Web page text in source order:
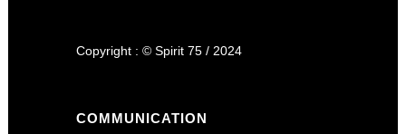
Copyright : © Spirit 75 / 2024
COMMUNICATION